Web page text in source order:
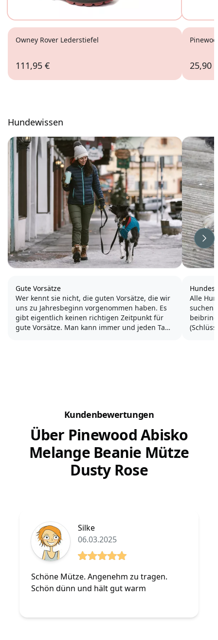
Owney Rover Lederstiefel
111,95 € 25,90
Hundewissen
Gute Vorsätze
Wer kennt sie nicht, die guten Vorsätze, die wir
uns zu Jahresbeginn vorgenommen haben. Es
gibt eigentlich keinen richtigen Zeitpunkt für
gute Vorsätze. Man kann immer und jeden Tag
Alle
suchen.
Kundenbewertungen
Über Pinewood Abisko
Melange Beanie Mütze
Dusty Rose
Silke
06.03.2025
Schöne Mütze. Angenehm zu tragen.
Schön dünn und hält gut warm